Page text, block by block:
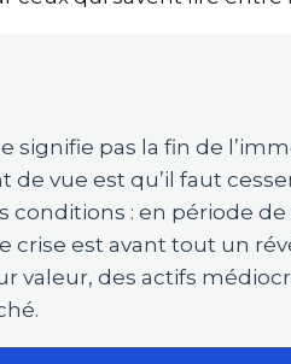
signifie pas la fin de
vue est qu’il faut
conditions : en période
crise est avant tout un
valeur, des actifs